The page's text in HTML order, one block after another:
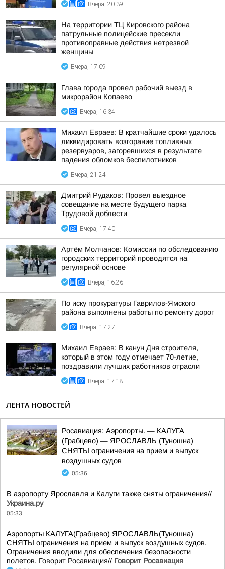
Вчера, 20:39
На территории ТЦ Кировского района
патрульные полицейские пресекли
противоправные действия нетрезвой
женщины
Вчера, 17:09
Глава города провел рабочий выезд в
микрорайон Копаево
Вчера, 16:34
Михаил Евраев: В кратчайшие сроки удалось
ликвидировать возгорание топливных
резервуаров, загоревшихся в результате
падения обломков беспилотников
Вчера, 21:24
Дмитрий Рудаков: Провел выездное
совещание на месте будущего парка
Трудовой доблести
Вчера, 17:40
Артём Молчанов: Комиссии по обследованию
городских территорий проводятся на
регулярной основе
Вчера, 16:26
По иску прокуратуры Гаврилов-Ямского
района выполнены работы по ремонту дорог
Вчера, 17:27
Михаил Евраев: В канун Дня строителя,
который в этом году отмечает 70-летие,
поздравили лучших работников отрасли
Вчера, 17:18
ЛЕНТА НОВОСТЕЙ
Росавиация: Аэропорты. — КАЛУГА
(Грабцево) — ЯРОСЛАВЛЬ (Туношна)
СНЯТЫ ограничения на прием и выпуск
воздушных судов
05:36
В аэропорту Ярославля и Калуги также сняты ограничения//
Украина.ру
05:33
Аэропорты КАЛУГА(Грабцево) ЯРОСЛАВЛЬ(Туношна)
СНЯТЫ ограничения на прием и выпуск воздушных судов.
Ограничения вводили для обеспечения безопасности
полетов. Говорит Росавиация// Говорит Росавиация